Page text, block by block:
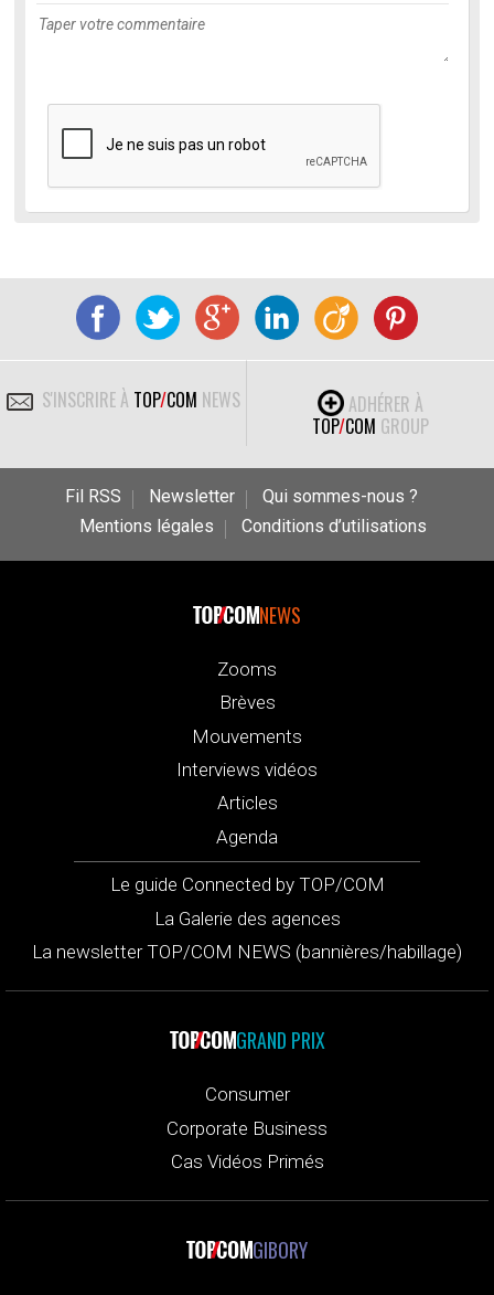
S'INSCRIRE À TOP/COM NEWS
ADHÉRER À
TOP/COM GROUP
Fil RSS Newsletter
Qui sommes-nous ?
Mentions légales
Conditions d’utilisations
NEWS
Zooms
Brèves
Mouvements
Interviews vidéos
Articles
Agenda
Le guide Connected by TOP/COM
La Galerie des agences
La newsletter TOP/COM NEWS (bannières/habillage)
GRAND PRIX
Consumer
Corporate Business
Cas Vidéos Primés
GIBORY